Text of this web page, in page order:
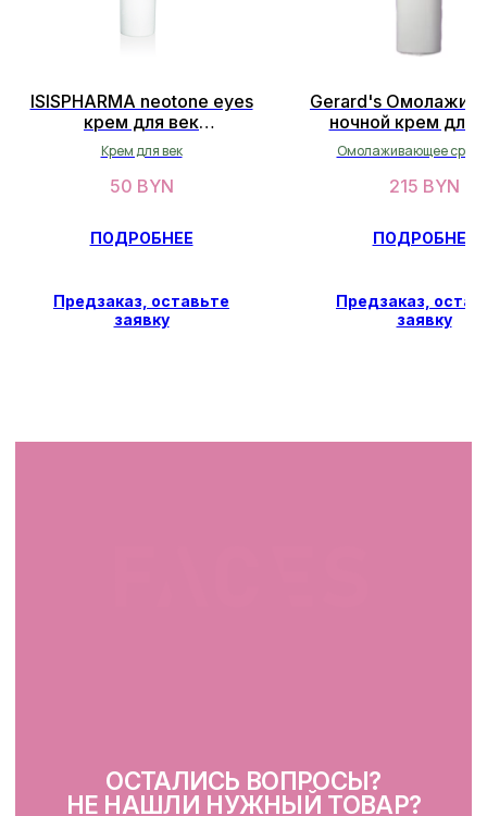
ISISPHARMA neotone eyes
крем для век
осветляющий от темных
кругов и мешков вокруг
глаз 15мл
Крем для век
50 BYN
ПОДРОБНЕЕ
Предзаказ, оставьте
заявку
Gerard's
ночной крем для
Омолаживающее
215 BYN
ПОДРОБНЕЕ
Предзаказ,
заявку
ОСТАЛИСЬ ВОПРОСЫ?
НЕ НАШЛИ НУЖНЫЙ ТОВАР?
СВЯЖИТЕСЬ С НАМИ
Оставьте свои данные, и мы
SPF
Для зоны вокруг глаз
ОСТАВИТЬ ДАННЫЕ